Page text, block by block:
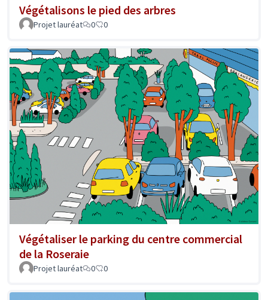
Végétalisons le pied des arbres
Projet lauréat 0 0
Végétaliser le parking du centre commercial
de la Roseraie
Projet lauréat 0 0